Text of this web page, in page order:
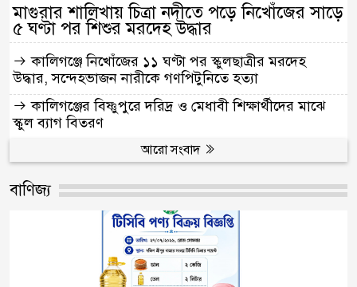
মাগুরার শালিখায় চিত্রা নদীতে পড়ে নিখোঁজের সাড়ে
৫ ঘণ্টা পর শিশুর মরদেহ উদ্ধার
কালিগঞ্জে নিখোঁজের ১১ ঘণ্টা পর স্কুলছাত্রীর মরদেহ
উদ্ধার, সন্দেহভাজন নারীকে গণপিটুনিতে হত্যা
কালিগঞ্জের বিষ্ণুপুরে দরিদ্র ও মেধাবী শিক্ষার্থীদের মাঝে
স্কুল ব্যাগ বিতরণ
আরো সংবাদ
বাণিজ্য